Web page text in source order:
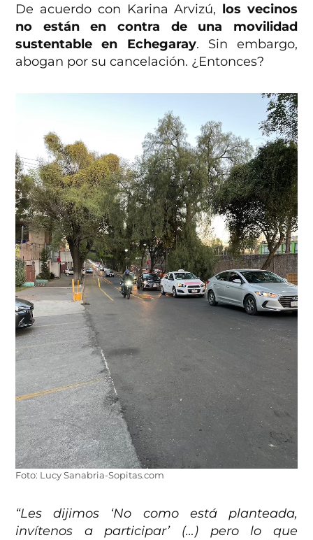
De acuerdo con Karina Arvizú, los vecinos
no están en contra de una movilidad
sustentable en Echegaray. Sin embargo,
abogan por su cancelación. ¿Entonces?
Foto: Lucy Sanabria-Sopitas.com
“Les dijimos ‘No como está planteada,
invítenos a participar’ (…) pero lo que